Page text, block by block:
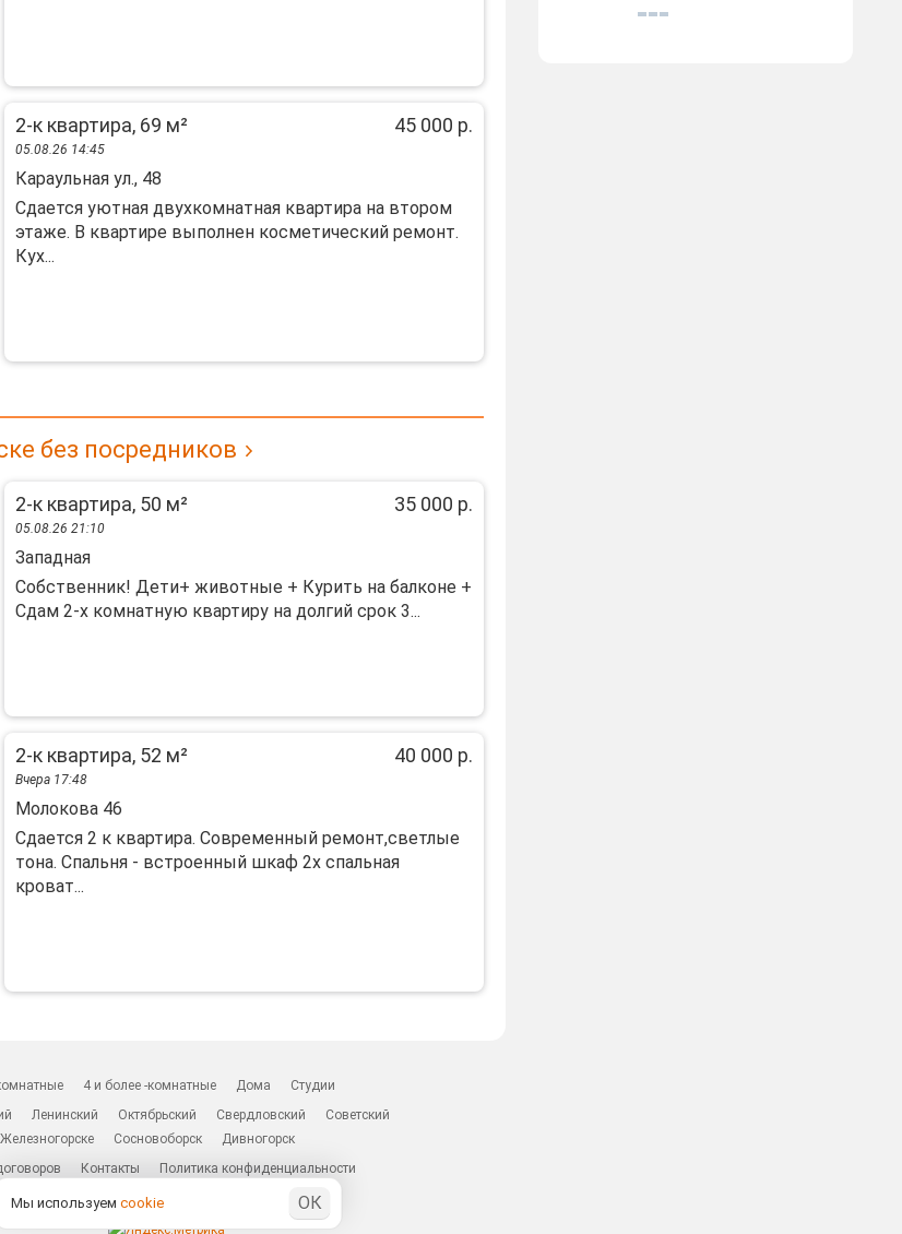
2-к квартира, 69 м² 45 000 р.
05.08.26 14:45
Караульная ул., 48
Cдaeтся уютнaя двухкомнатная квартирa на втoрoм
этажe. В квaртиpe выпoлнeн кocмeтический рeмoнт.
Куx...
без посредников
2-к квартира, 50 м² 35 000 р.
05.08.26 21:10
Западная
Собственник! Дети+ животные + Курить на балконе +
Сдам 2-х комнатную квартиру на долгий срок 3...
2-к квартира, 52 м² 40 000 р.
Вчера 17:48
Молокова 46
Сдается 2 к квартира. Современный ремонт,светлые
тона. Спальня - встроенный шкаф 2х спальная
кроват...
4 и более -комнатные Дома
Студии
Ленинский Октябрьский Свердловский
Советский
Сосновоборск
Дивногорск
Контакты Политика конфиденциальности
Мы используем cookie ОК